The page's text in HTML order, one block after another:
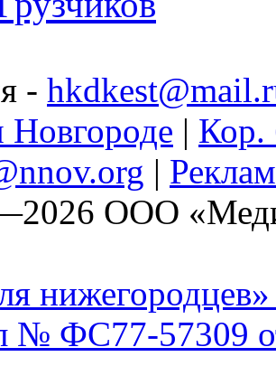
-
| Кор.
|
ООО
нижегородцев»
ФС77-57309